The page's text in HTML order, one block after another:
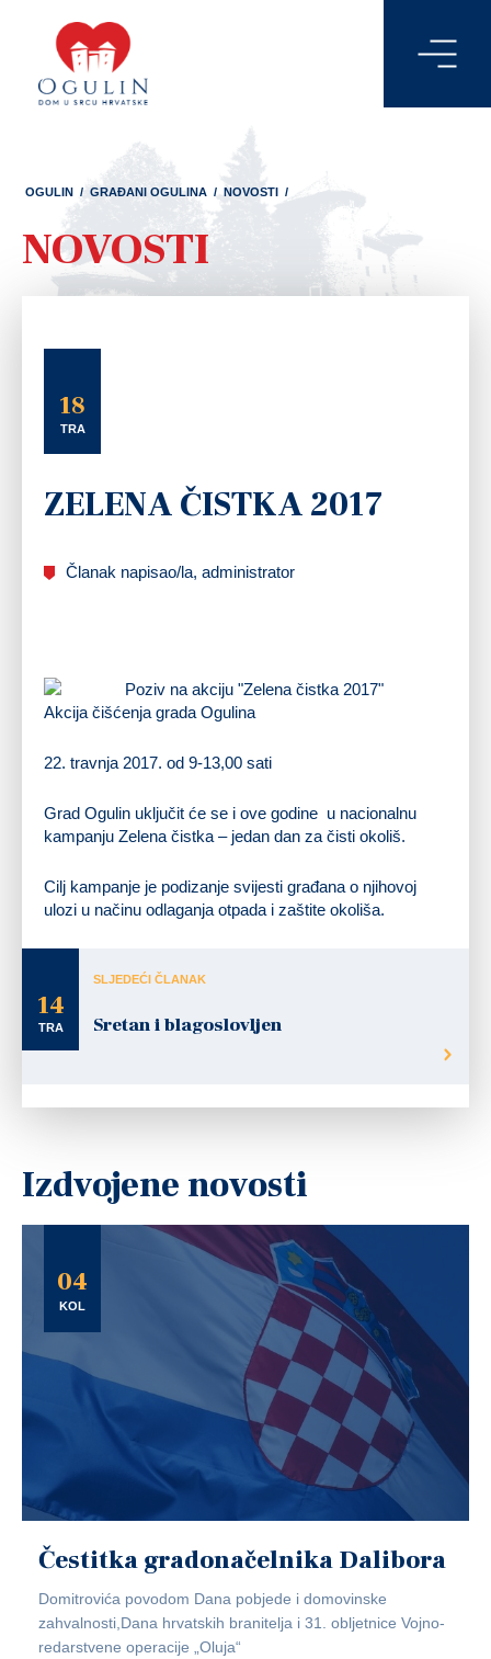
OGULIN / GRAĐANI OGULINA / NOVOSTI /
NOVOSTI
18
TRA
ZELENA ČISTKA 2017
Članak napisao/la, administrator
Akcija čišćenja grada Ogulina
22. travnja 2017. od 9-13,00 sati
Grad Ogulin uključit će se i ove godine u nacionalnu
kampanju Zelena čistka – jedan dan za čisti okoliš.
Cilj kampanje je podizanje svijesti građana o njihovoj
ulozi u načinu odlaganja otpada i zaštite okoliša.
14
TRA
SLJEDEĆI ČLANAK
Sretan i blagoslovljen
Izdvojene novosti
04
KOL
Čestitka gradonačelnika Dalibora
Domitrovića povodom Dana pobjede i domovinske
zahvalnosti,Dana hrvatskih branitelja i 31. obljetnice Vojno-
redarstvene operacije „Oluja“